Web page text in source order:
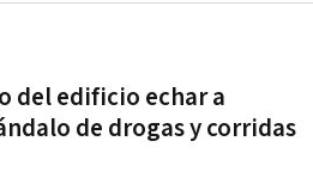
del edificio echar a
de drogas y corridas